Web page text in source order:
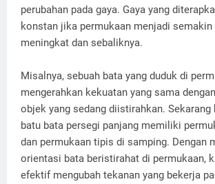
perubahan pada gaya. Gaya yang
konstan jika permukaan menjadi
meningkat dan sebaliknya.
Misalnya, sebuah bata yang duduk di
mengerahkan kekuatan yang sama
objek yang sedang diistirahkan. Sekarang
batu bata persegi panjang memiliki
dan permukaan tipis di samping. Dengan
orientasi bata beristirahat di permukaan,
efektif mengubah tekanan yang bekerja